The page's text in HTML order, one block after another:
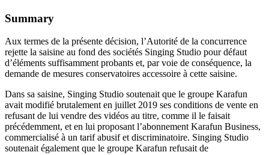
Summary
Aux termes de la présente décision, l’Autorité de la concurrence
rejette la saisine au fond des sociétés Singing Studio pour défaut
d’éléments suffisamment probants et, par voie de conséquence, la
demande de mesures conservatoires accessoire à cette saisine.
Dans sa saisine, Singing Studio soutenait que le groupe Karafun
avait modifié brutalement en juillet 2019 ses conditions de vente en
refusant de lui vendre des vidéos au titre, comme il le faisait
précédemment, et en lui proposant l’abonnement Karafun Business,
commercialisé à un tarif abusif et discriminatoire. Singing Studio
soutenait également que le groupe Karafun refusait de